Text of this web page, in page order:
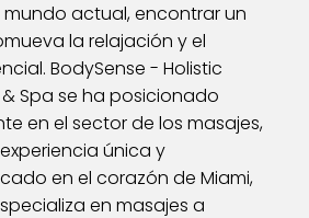
mundo actual, encontrar un
la relajación y el
BodySense - Holistic
Spa se ha posicionado
en el sector de los masajes,
única y
en el corazón de Miami,
en masajes a